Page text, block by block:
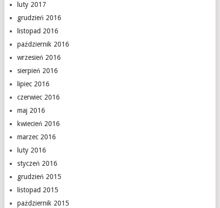
luty 2017
grudzień 2016
listopad 2016
październik 2016
wrzesień 2016
sierpień 2016
lipiec 2016
czerwiec 2016
maj 2016
kwiecień 2016
marzec 2016
luty 2016
styczeń 2016
grudzień 2015
listopad 2015
październik 2015